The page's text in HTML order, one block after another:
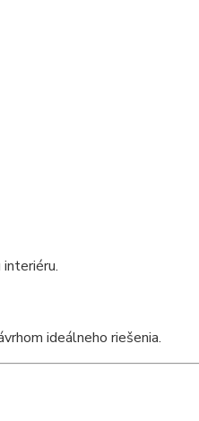
ideálneho riešenia.